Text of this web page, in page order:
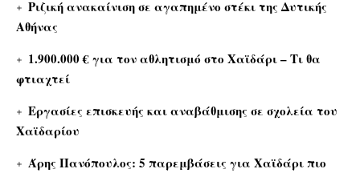
Ριζική ανακαίνιση σε αγαπημένο στέκι της Δυτικής
Αθήνας
1.900.000 € για τον αθλητισμό στο Χαϊδάρι – Τι θα
φτιαχτεί
Εργασίες επισκευής και αναβάθμισης σε σχολεία του
Χαϊδαρίου
Άρης Πανόπουλος: 5 παρεμβάσεις για Χαϊδάρι πιο